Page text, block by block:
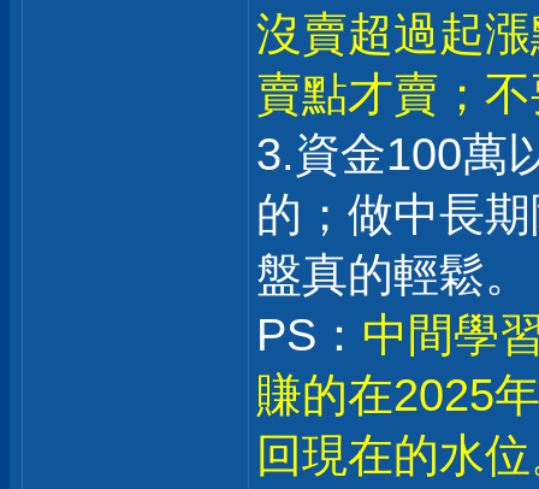
沒賣超過起
賣點才賣；
3.資金100萬
的；做中長
盤真的輕鬆。
PS： 中間學
賺的在2025
回現在的水